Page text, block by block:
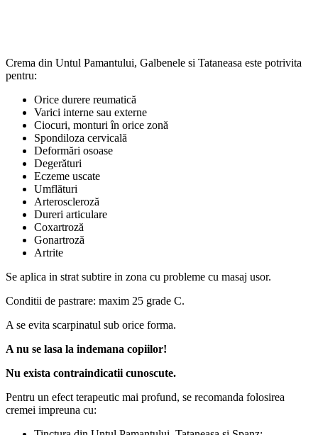
Crema din Untul Pamantului, Galbenele si Tataneasa este potrivita
pentru:
Orice durere reumatică
Varici interne sau externe
Ciocuri, monturi în orice zonă
Spondiloza cervicală
Deformări osoase
Degerături
Eczeme uscate
Umflături
Arteroscleroză
Dureri articulare
Coxartroză
Gonartroză
Artrite
Se aplica in strat subtire in zona cu probleme cu masaj usor.
Conditii de pastrare: maxim 25 grade C.
A se evita scarpinatul sub orice forma.
A nu se lasa la indemana copiilor!
Nu exista contraindicatii cunoscute.
Pentru un efect terapeutic mai profund, se recomanda folosirea
cremei impreuna cu: